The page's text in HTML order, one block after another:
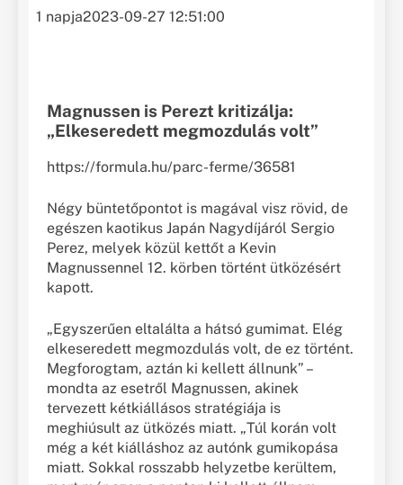
1 napja2023-09-27 12:51:00
Magnussen is Perezt kritizálja:
„Elkeseredett megmozdulás volt”
https://formula.hu/parc-ferme/36581
Négy büntetőpontot is magával visz rövid, de
egészen kaotikus Japán Nagydíjáról Sergio
Perez, melyek közül kettőt a Kevin
Magnussennel 12. körben történt ütközésért
kapott.
„Egyszerűen eltalálta a hátsó gumimat. Elég
elkeseredett megmozdulás volt, de ez történt.
Megforogtam, aztán ki kellett állnunk” –
mondta az esetről Magnussen, akinek
tervezett kétkiállásos stratégiája is
meghiúsult az ütközés miatt. „Túl korán volt
még a két kiálláshoz az autónk gumikopása
miatt. Sokkal rosszabb helyzetbe kerültem,